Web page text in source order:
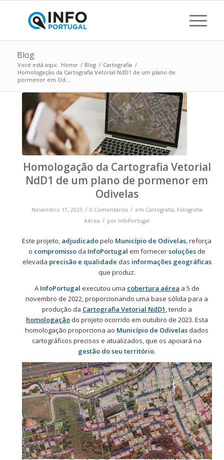
Blog
Você está aqui: Home / Blog / Cartografia /
Homologação da Cartografia Vetorial NdD1 de um plano de
pormenor em Od...
Homologação da Cartografia Vetorial
NdD1 de um plano de pormenor em
Odivelas
Novembro 17, 2023 / 0 Comentários / em Cartografia, Fotografia
Aérea / por InfoPortugal
Este projeto, adjudicadopelo Município de Odivelas, reforça
o compromissoda InfoPortugal em fornecersoluçõesde
elevada precisão e qualidade das informações geográficas
que produz.
A InfoPortugal executou uma cobertura aérea a 5 de
novembro de 2022, proporcionando uma base sólida para a
produção da Cartografia Vetorial NdD1, tendo a
homologaçãodo projeto ocorrido em outubro de 2023. Esta
homologação proporciona ao Município de Odivelas dados
cartográficos precisos e atualizados, que os apoiará na
gestão do seu território.